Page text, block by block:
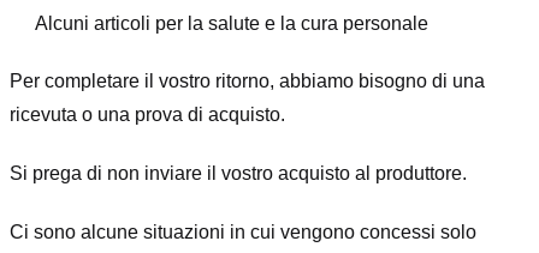
Alcuni articoli per la salute e la cura personale
Per completare il vostro ritorno, abbiamo bisogno di una
ricevuta o una prova di acquisto.
Si prega di non inviare il vostro acquisto al produttore.
Ci sono alcune situazioni in cui vengono concessi solo